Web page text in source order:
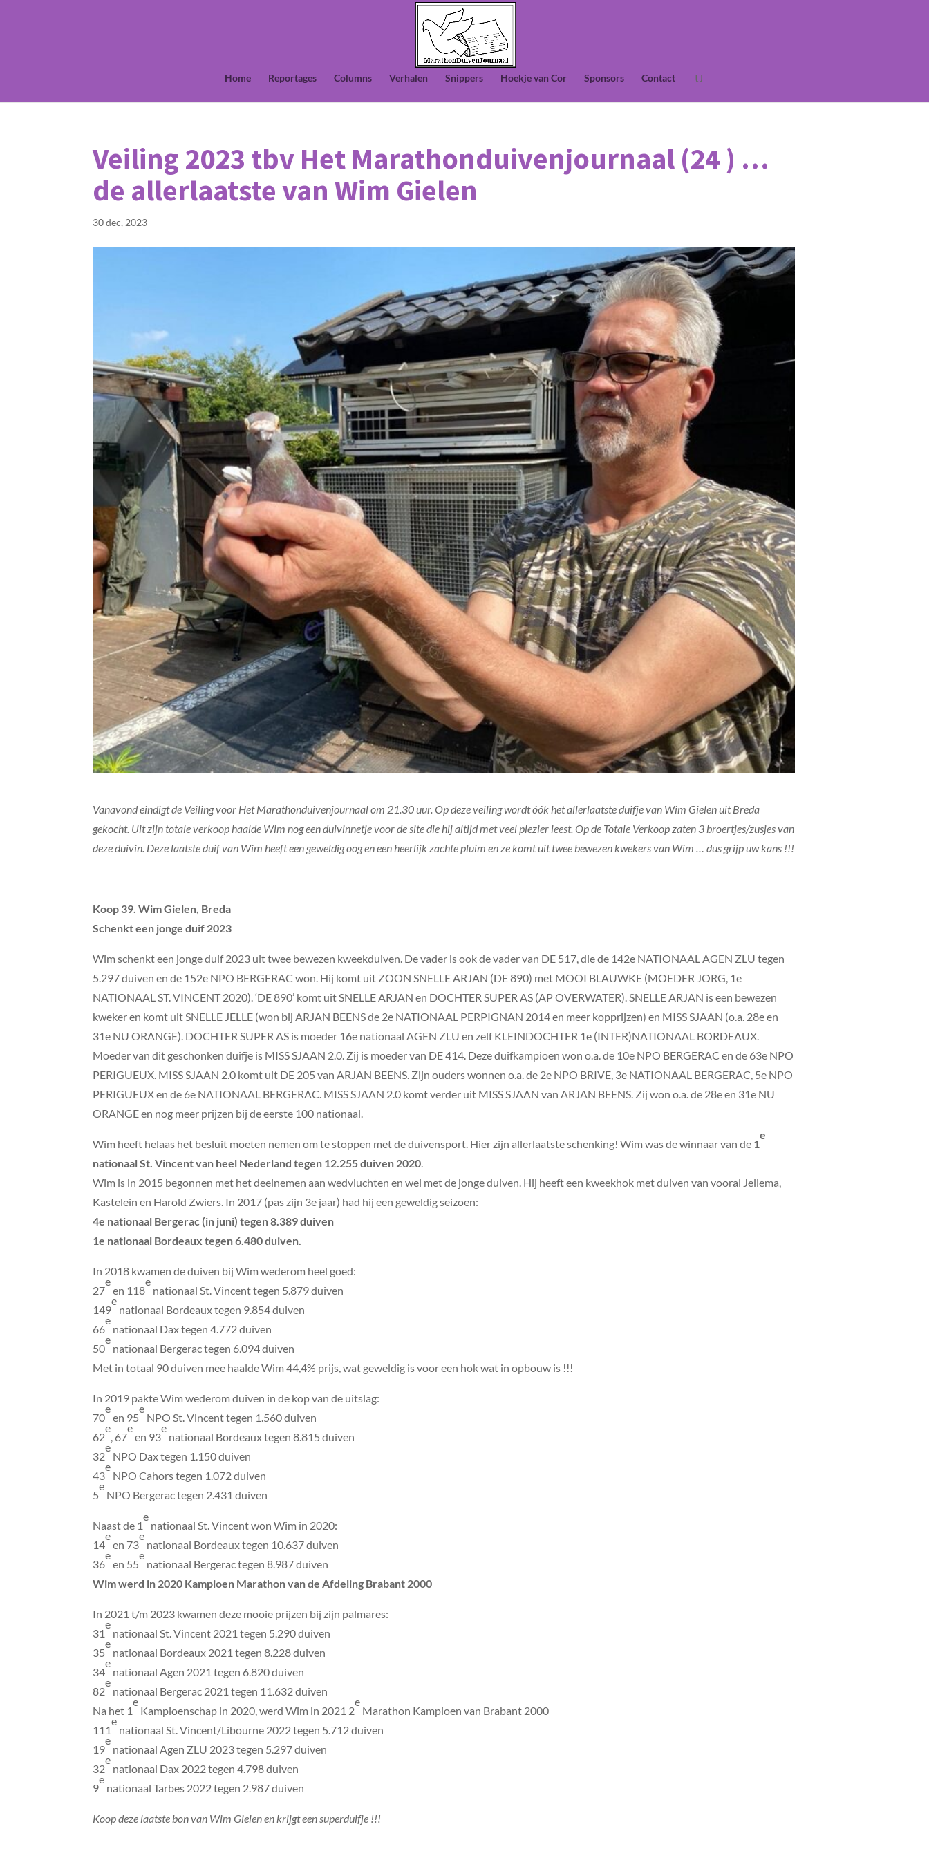
Home Reportages Columns Verhalen Snippers Hoekje van Cor Sponsors Contact
Veiling 2023 tbv Het Marathonduivenjournaal (24 ) …
de allerlaatste van Wim Gielen
30 dec, 2023
Vanavond eindigt de Veiling voor Het Marathonduivenjournaal om 21.30 uur. Op deze veiling wordt óók het allerlaatste duifje van Wim Gielen uit Breda
gekocht. Uit zijn totale verkoop haalde Wim nog een duivinnetje voor de site die hij altijd met veel plezier leest. Op de Totale Verkoop zaten 3 broertjes/zusjes van
deze duivin. Deze laatste duif van Wim heeft een geweldig oog en een heerlijk zachte pluim en ze komt uit twee bewezen kwekers van Wim … dus grijp uw kans !!!
Koop 39. Wim Gielen, Breda
Schenkt een jonge duif 2023
Wim schenkt een jonge duif 2023 uit twee bewezen kweekduiven. De vader is ook de vader van DE 517, die de 142e NATIONAAL AGEN ZLU tegen
5.297 duiven en de 152e NPO BERGERAC won. Hij komt uit ZOON SNELLE ARJAN (DE 890) met MOOI BLAUWKE (MOEDER JORG, 1e
NATIONAAL ST. VINCENT 2020). ‘DE 890’ komt uit SNELLE ARJAN en DOCHTER SUPER AS (AP OVERWATER). SNELLE ARJAN is een bewezen
kweker en komt uit SNELLE JELLE (won bij ARJAN BEENS de 2e NATIONAAL PERPIGNAN 2014 en meer kopprijzen) en MISS SJAAN (o.a. 28e en
31e NU ORANGE). DOCHTER SUPER AS is moeder 16e nationaal AGEN ZLU en zelf KLEINDOCHTER 1e (INTER)NATIONAAL BORDEAUX.
Moeder van dit geschonken duifje is MISS SJAAN 2.0. Zij is moeder van DE 414. Deze duifkampioen won o.a. de 10e NPO BERGERAC en de 63e NPO
PERIGUEUX. MISS SJAAN 2.0 komt uit DE 205 van ARJAN BEENS. Zijn ouders wonnen o.a. de 2e NPO BRIVE, 3e NATIONAAL BERGERAC, 5e NPO
PERIGUEUX en de 6e NATIONAAL BERGERAC. MISS SJAAN 2.0 komt verder uit MISS SJAAN van ARJAN BEENS. Zij won o.a. de 28e en 31e NU
ORANGE en nog meer prijzen bij de eerste 100 nationaal.
Wim heeft helaas het besluit moeten nemen om te stoppen met de duivensport. Hier zijn allerlaatste schenking! Wim was de winnaar van de 1
e
nationaal St. Vincent van heel Nederland tegen 12.255 duiven 2020.
Wim is in 2015 begonnen met het deelnemen aan wedvluchten en wel met de jonge duiven. Hij heeft een kweekhok met duiven van vooral Jellema,
Kastelein en Harold Zwiers. In 2017 (pas zijn 3e jaar) had hij een geweldig seizoen:
4e nationaal Bergerac (in juni) tegen 8.389 duiven
1e nationaal Bordeaux tegen 6.480 duiven.
In 2018 kwamen de duiven bij Wim wederom heel goed:
27
e
en 118
e
nationaal St. Vincent tegen 5.879 duiven
149
e
nationaal Bordeaux tegen 9.854 duiven
66
e
nationaal Dax tegen 4.772 duiven
50
e
nationaal Bergerac tegen 6.094 duiven
Met in totaal 90 duiven mee haalde Wim 44,4% prijs, wat geweldig is voor een hok wat in opbouw is !!!
In 2019 pakte Wim wederom duiven in de kop van de uitslag:
70
e
en 95
e
NPO St. Vincent tegen 1.560 duiven
62
e
, 67
e
en 93
e
nationaal Bordeaux tegen 8.815 duiven
32
e
NPO Dax tegen 1.150 duiven
43
e
NPO Cahors tegen 1.072 duiven
5
e
NPO Bergerac tegen 2.431 duiven
Naast de 1
e
nationaal St. Vincent won Wim in 2020:
14
e
en 73
e
nationaal Bordeaux tegen 10.637 duiven
36
e
en 55
e
nationaal Bergerac tegen 8.987 duiven
Wim werd in 2020 Kampioen Marathon van de Afdeling Brabant 2000
In 2021 t/m 2023 kwamen deze mooie prijzen bij zijn palmares:
31
e
nationaal St. Vincent 2021 tegen 5.290 duiven
35
e
nationaal Bordeaux 2021 tegen 8.228 duiven
34
e
nationaal Agen 2021 tegen 6.820 duiven
82
e
nationaal Bergerac 2021 tegen 11.632 duiven
Na het 1
e
Kampioenschap in 2020, werd Wim in 2021 2
e
Marathon Kampioen van Brabant 2000
111
e
nationaal St. Vincent/Libourne 2022 tegen 5.712 duiven
19
e
nationaal Agen ZLU 2023 tegen 5.297 duiven
32
e
nationaal Dax 2022 tegen 4.798 duiven
9
e
nationaal Tarbes 2022 tegen 2.987 duiven
Koop deze laatste bon van Wim Gielen en krijgt een superduifje !!!